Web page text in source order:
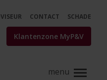
het
CONTACT SCHADE
Klantenzone MyP&V